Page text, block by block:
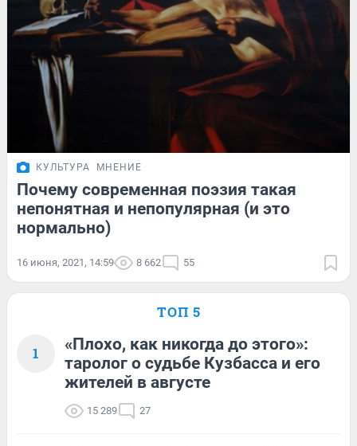
КУЛЬТУРА МНЕНИЕ
Почему современная поэзия такая
непонятная и непопулярная (и это
нормально)
16 июня, 2021, 14:59 8 662 55
ТОП 5
1
«Плохо, как никогда до этого»:
таролог о судьбе Кузбасса и его
жителей в августе
15 289 27